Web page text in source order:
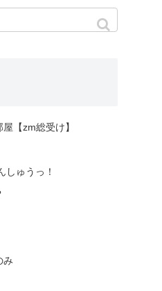
【zm総受け】
しゅうっ！
み